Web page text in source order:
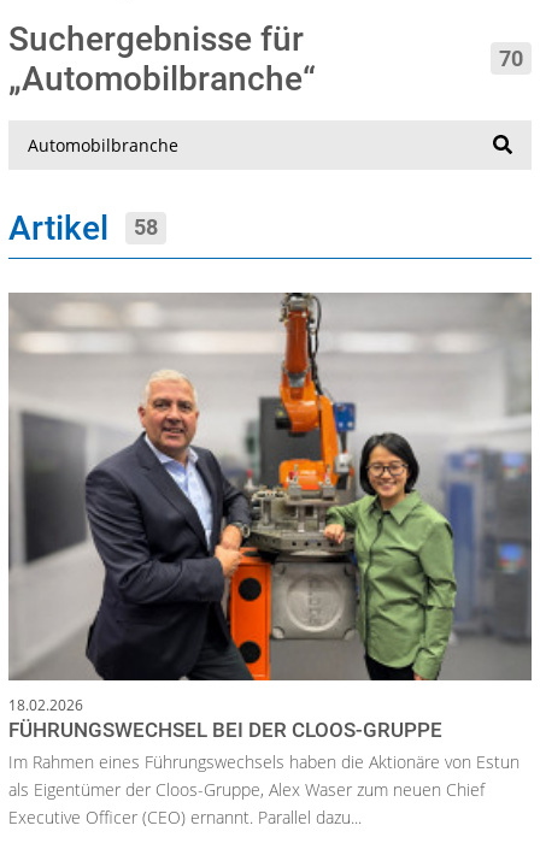
Suchergebnisse für
„Automobilbranche“
70
Artikel 58
18.02.2026
FÜHRUNGSWECHSEL BEI DER CLOOS-GRUPPE
Im Rahmen eines Führungswechsels haben die Aktionäre von Estun
als Eigentümer der Cloos-Gruppe, Alex Waser zum neuen Chief
Executive Officer (CEO) ernannt. Parallel dazu...